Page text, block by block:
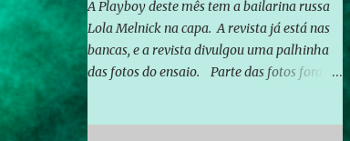
A Playboy deste mês tem a bailarina russa
Lola Melnick na capa. A revista já está nas
bancas, e a revista divulgou uma palhinha
das fotos do ensaio. Parte das fotos foram